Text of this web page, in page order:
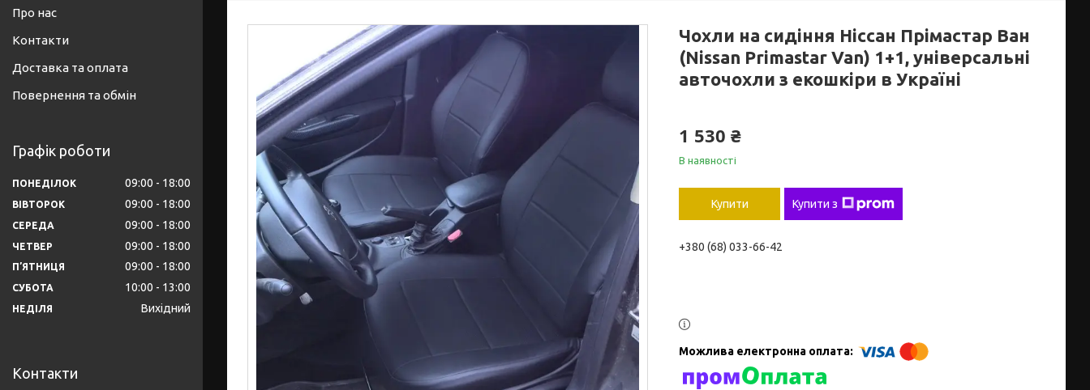
Чохли на сидіння Ніссан Прімастар Ван
(Nissan Primastar Van) 1+1, універсальні
авточохли з екошкіри в Україні
1 530 ₴
В наявності
Купити Купити з
+380 (68) 033-66-42
Про нас
Контакти
Доставка та оплата
Повернення та обмін
Графік роботи
ПОНЕДІЛОК 09:00 18:00
ВІВТОРОК 09:00 18:00
СЕРЕДА 09:00 18:00
ЧЕТВЕР 09:00 18:00
ПʼЯТНИЦЯ 09:00 18:00
СУБОТА 10:00 13:00
НЕДІЛЯ Вихідний
Контакти